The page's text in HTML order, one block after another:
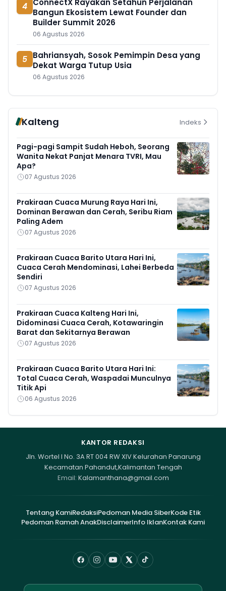
4 ConnectX Rayakan Setahun Perjalanan
Bangun Ekosistem Lewat Founder dan
Builder Summit 2026
06 Agustus 2026
5 Bahriansyah, Sosok Pemimpin Desa yang
Dekat Warga Tutup Usia
06 Agustus 2026
Kalteng Indeks
Pagi-pagi Sampit Sudah Heboh, Seorang
Wanita Nekat Panjat Menara TVRI, Mau
Apa?
07 Agustus 2026
Prakiraan Cuaca Murung Raya Hari Ini,
Dominan Berawan dan Cerah, Seribu Riam
Paling Adem
07 Agustus 2026
Prakiraan Cuaca Barito Utara Hari Ini,
Cuaca Cerah Mendominasi, Lahei Berbeda
Sendiri
07 Agustus 2026
Prakiraan Cuaca Kalteng Hari Ini,
Didominasi Cuaca Cerah, Kotawaringin
Barat dan Sekitarnya Berawan
07 Agustus 2026
Prakiraan Cuaca Barito Utara Hari Ini:
Total Cuaca Cerah, Waspadai Munculnya
Titik Api
06 Agustus 2026
KANTOR REDAKSI
Jln. Wortel I No. 3A RT 004 RW XIV Kelurahan Panarung
Kecamatan Pahandut,Kalimantan Tengah
Email: Kalamanthana@gmail.com
Tentang KamiRedaksiPedoman Media SiberKode Etik
Pedoman Ramah AnakDisclaimerInfo IklanKontak Kami